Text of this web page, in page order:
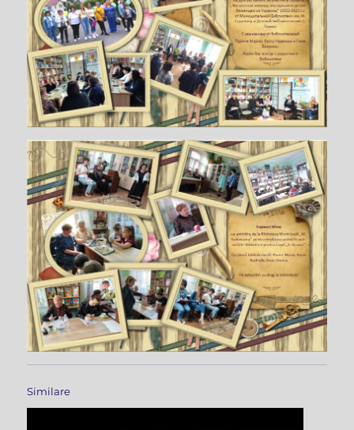
Similare